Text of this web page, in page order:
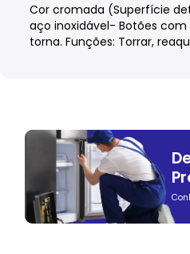
Cor cromada (Superfície
aço inoxidável- Botões
torna. Funções: Torrar,